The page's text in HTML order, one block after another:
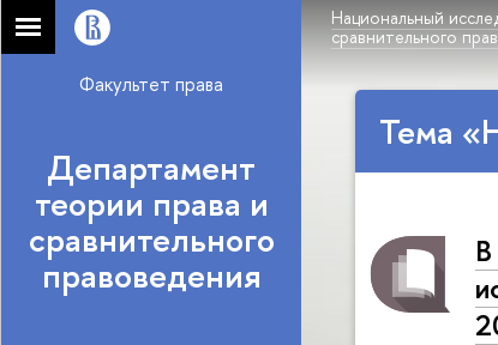
Национальный
сравнительного
Факультет права
Департамент
теории права и
сравнительного
правоведения
Тема